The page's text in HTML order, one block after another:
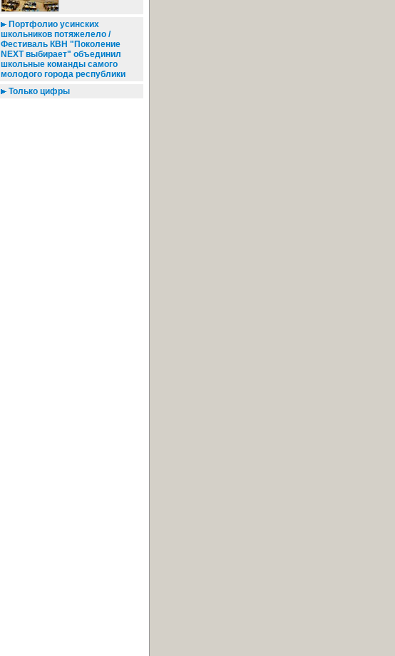
Портфолио усинских
школьников потяжелело /
Фестиваль КВН "Поколение
NEXT выбирает" объединил
школьные команды самого
молодого города республики
Только цифры